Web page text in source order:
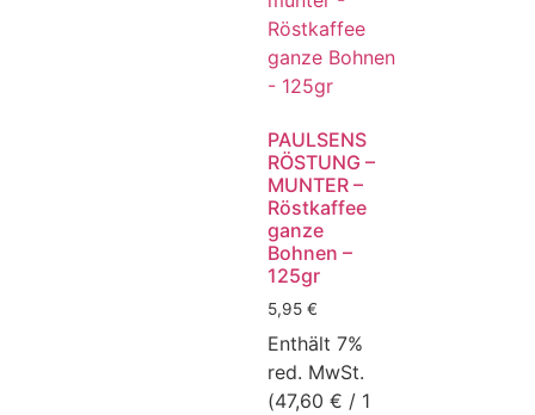
PAULSENS
RÖSTUNG –
MUNTER –
Röstkaffee
ganze
Bohnen –
125gr
5,95 €
Enthält 7%
red. MwSt.
(47,60 € / 1